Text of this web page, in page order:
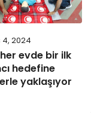
4, 2024
her evde bir ilk
hedefine
yaklaşıyor